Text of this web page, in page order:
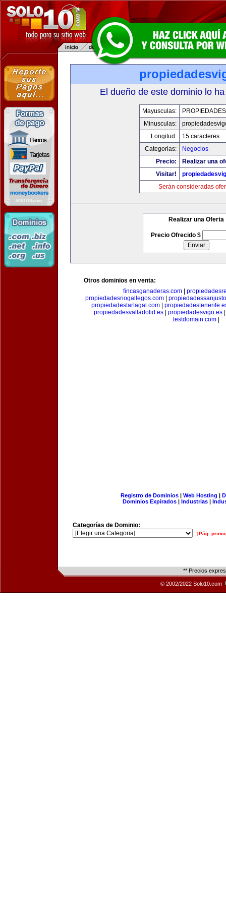
El dueño de este dominio lo
Mayusculas:
Minusculas:
Longitud:
15 caracteres
Categorias:
Negocios
Precio:
Realizar una
Visitar!
Serán consideradas
Realizar una Oferta
Precio Ofrecido $
Otros dominios en venta:
fincasganaderas.com|
propiedadesriogallegos.com|
propiedadestartagal.com|
propiedadesvalladolid.es
propiedadesvigo.es
testdomain.com
Registro de Dominios| Web Hosting |
Dominios Expirados | Industrias |
Categorías de Dominio:
[Pág.
** Precios
© 2002/2022 Solo10.com